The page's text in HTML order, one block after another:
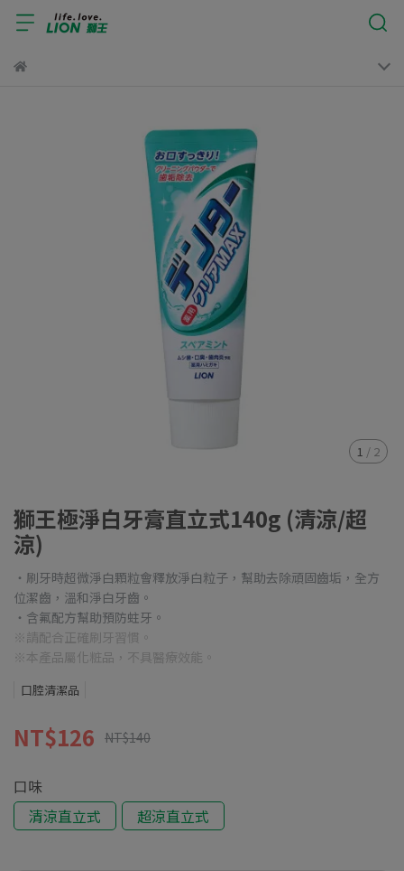
1 / 2
獅王極淨白牙膏直立式140g (清涼/超
涼)
・刷牙時超微淨白顆粒會釋放淨白粒子，幫助去除頑固齒垢，全方
位潔齒，溫和淨白牙齒。
・含氟配方幫助預防蛀牙。
※請配合正確刷牙習慣。
※本產品屬化粧品，不具醫療效能。
口腔清潔品
NT$126 NT$140
口味
清涼直立式
超涼直立式